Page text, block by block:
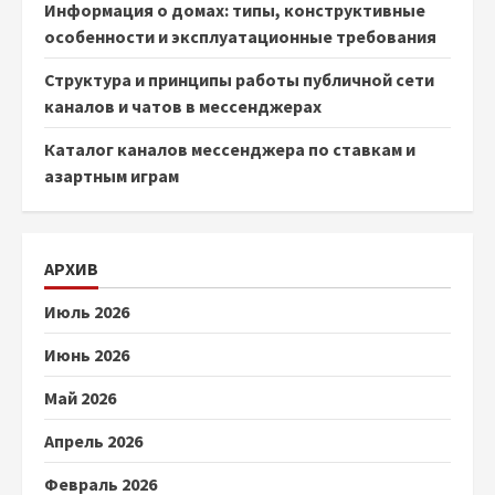
Информация о домах: типы, конструктивные
особенности и эксплуатационные требования
Структура и принципы работы публичной сети
каналов и чатов в мессенджерах
Каталог каналов мессенджера по ставкам и
азартным играм
АРХИВ
Июль 2026
Июнь 2026
Май 2026
Апрель 2026
Февраль 2026